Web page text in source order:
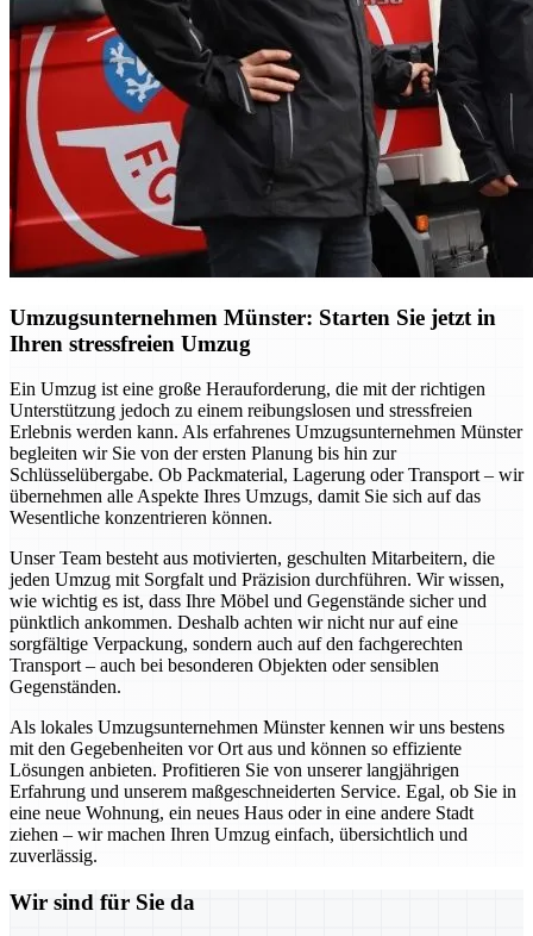
Umzugsunternehmen Münster: Starten Sie jetzt in
Ihren stressfreien Umzug
Ein Umzug ist eine große Herauforderung, die mit der richtigen
Unterstützung jedoch zu einem reibungslosen und stressfreien
Erlebnis werden kann. Als erfahrenes Umzugsunternehmen Münster
begleiten wir Sie von der ersten Planung bis hin zur
Schlüsselübergabe. Ob Packmaterial, Lagerung oder Transport – wir
übernehmen alle Aspekte Ihres Umzugs, damit Sie sich auf das
Wesentliche konzentrieren können.
Unser Team besteht aus motivierten, geschulten Mitarbeitern, die
jeden Umzug mit Sorgfalt und Präzision durchführen. Wir wissen,
wie wichtig es ist, dass Ihre Möbel und Gegenstände sicher und
pünktlich ankommen. Deshalb achten wir nicht nur auf eine
sorgfältige Verpackung, sondern auch auf den fachgerechten
Transport – auch bei besonderen Objekten oder sensiblen
Gegenständen.
Als lokales Umzugsunternehmen Münster kennen wir uns bestens
mit den Gegebenheiten vor Ort aus und können so effiziente
Lösungen anbieten. Profitieren Sie von unserer langjährigen
Erfahrung und unserem maßgeschneiderten Service. Egal, ob Sie in
eine neue Wohnung, ein neues Haus oder in eine andere Stadt
ziehen – wir machen Ihren Umzug einfach, übersichtlich und
zuverlässig.
Wir sind für Sie da